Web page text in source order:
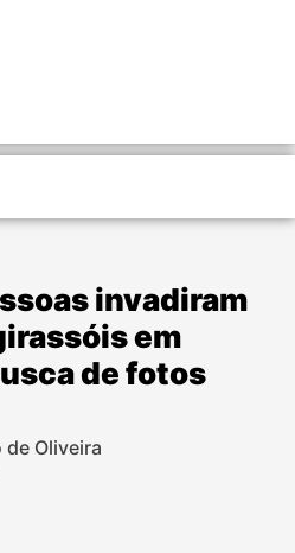
invadiram
em
de fotos
de Oliveira